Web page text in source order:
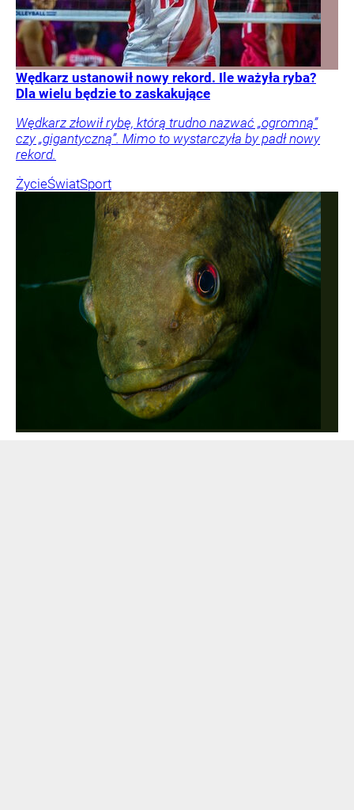
Wędkarz ustanowił nowy rekord. Ile ważyła ryba?
Dla wielu będzie to zaskakujące
Wędkarz złowił rybę, którą trudno nazwać „ogromną”
czy „gigantyczną”. Mimo to wystarczyła by padł nowy
rekord.
ŻycieŚwiatSport